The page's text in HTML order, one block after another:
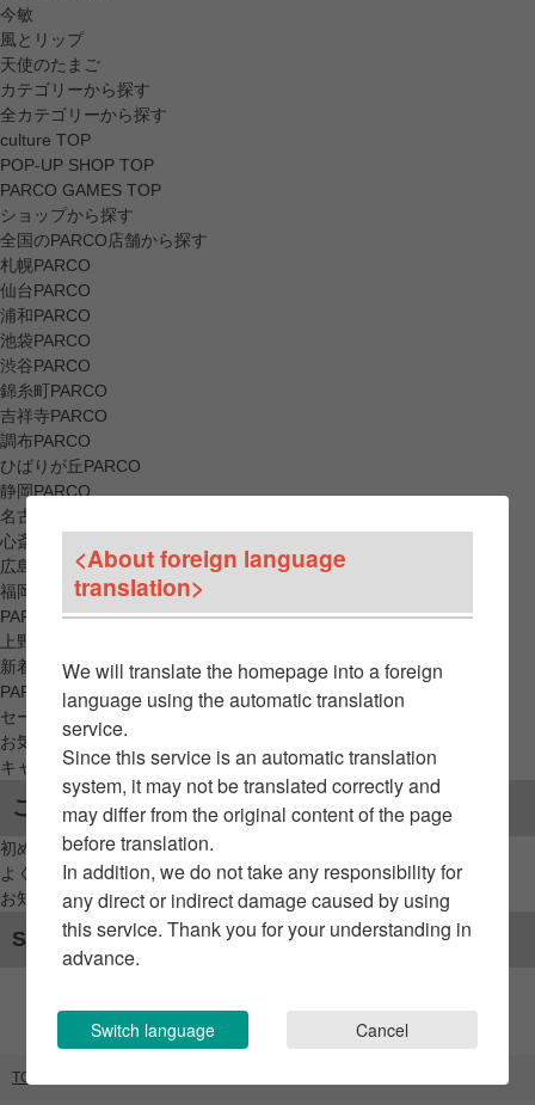
今敏
風とリップ
天使のたまご
カテゴリーから探す
全カテゴリーから探す
culture TOP
POP-UP SHOP TOP
PARCO GAMES TOP
ショップから探す
全国のPARCO店舗から探す
札幌PARCO
仙台PARCO
浦和PARCO
池袋PARCO
渋谷PARCO
錦糸町PARCO
吉祥寺PARCO
調布PARCO
ひばりが丘PARCO
静岡PARCO
名古屋PARCO
心斎橋PARCO
広島PARCO
福岡PARCO
PARCO_ya
上野
新着アイテムから探す
PARCO限定アイテムから探す
セールアイテムから探す
お気に入りから探す
キャンペーン/クーポン対象から探す
ご利用案内
初めてのお客様へ
よくあるご質問 / お問い合わせ
お知らせ
SNSアカウント
TOP
<About foreign language
translation>
We will translate the homepage into a foreign
language using the automatic translation
service.
Since this service is an automatic translation
system, it may not be translated correctly and
may differ from the original content of the page
before translation.
In addition, we do not take any responsibility for
any direct or indirect damage caused by using
this service. Thank you for your understanding in
advance.
Switch language Cancel